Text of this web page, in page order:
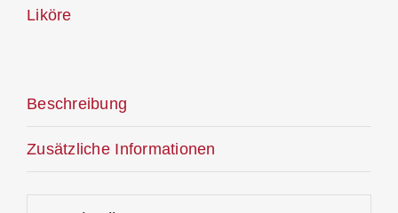
Liköre
Beschreibung
Zusätzliche Informationen